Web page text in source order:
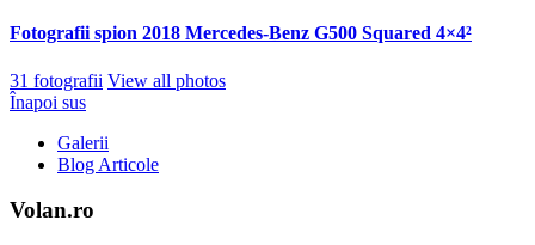
Fotografii spion 2018 Mercedes-Benz G500 Squared 4×4²
31 fotografii View all photos
Înapoi sus
Galerii
Blog Articole
Volan.ro